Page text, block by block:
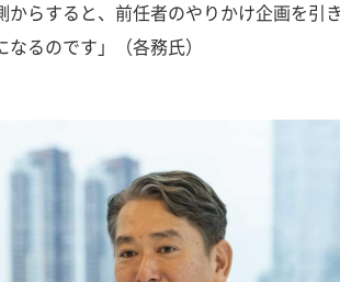
からすると、前任者のやりかけ企画を引
なるのです」（各務氏）